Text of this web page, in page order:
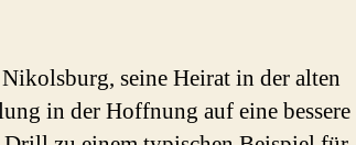
seine Heirat in der alten
in der Hoffnung auf eine bessere